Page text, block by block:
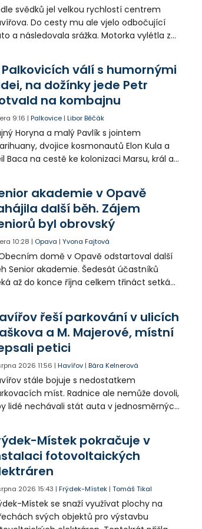
svědků jel velkou rychlostí centrem
Do cesty mu ale vjelo odbočující
a následovala srážka. Motorka vylétla ze
a byl letecky přepraven do
Palkovicích válí s humornými
na dožínky jede Petr
na kombajnu
9:16 |Palkovice |Libor Běčák
Horyna a malý Pavlík s jointem
dvojice kosmonautů Elon Kula a
Baca na cestě ke kolonizaci Marsu, král a
Palkovic ztvárnili starosta Radim
a místostarosta David Kula.
akademie v Opavě
další běh. Zájem
byl obrovský
10:28 | Opava |Yvona Fajtová
domě v Opavě odstartoval další
Senior akademie. Šedesát účastníků
až do konce října celkem třináct setkání
certifikáty o absolvování studia a
dárky.
řeší parkování v ulicích
a M. Majerové, místní
petici
2026 11:56 |Havířov |Bára Kelnerová
stále bojuje s nedostatkem
míst. Radnice ale nemůže dovoli,
lidé nechávali stát auta v jednosměrných
někteří obyvatelé rozhodli sepsat petici.
Místek pokračuje v
fotovoltaických
2026 15:43 |Frýdek-Místek |Tomáš Tikal
Místek se snaží využívat plochy na
svých objektů pro výstavbu